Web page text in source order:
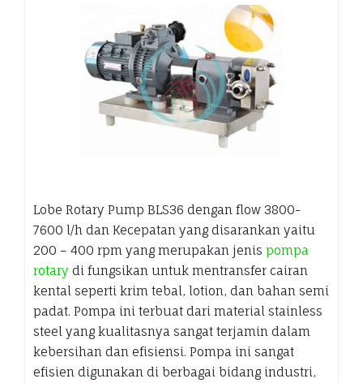
Lobe Rotary Pump BLS36 dengan flow 3800-
7600 l/h dan Kecepatan yang disarankan yaitu
200 – 400 rpm yang merupakan jenis pompa
rotary di fungsikan untuk mentransfer cairan
kental seperti krim tebal, lotion, dan bahan semi
padat. Pompa ini terbuat dari material stainless
steel yang kualitasnya sangat terjamin dalam
kebersihan dan efisiensi. Pompa ini sangat
efisien digunakan di berbagai bidang industri,